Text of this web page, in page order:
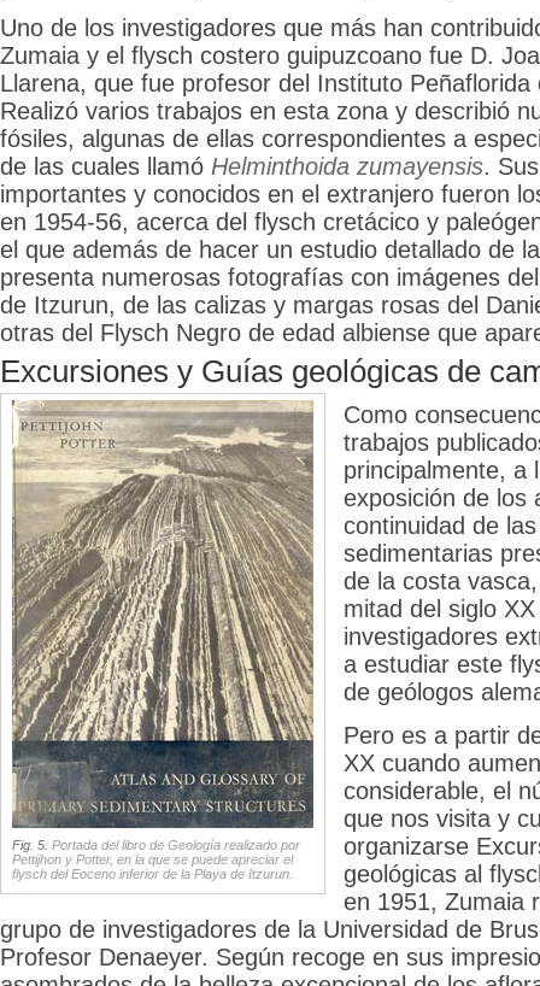
Uno de los investigadores que más han
Zumaia y el flysch costero guipuzcoano fue D.
Llarena, que fue profesor del Instituto Peñaflorida
Realizó varios trabajos en esta zona y describió
fósiles, algunas de ellas correspondientes a
de las cuales llamó Helminthoida zumayensis.
importantes y conocidos en el extranjero fueron
en 1954-56, acerca del flysch cretácico y
el que además de hacer un estudio detallado de
presenta numerosas fotografías con imágenes
de Itzurun, de las calizas y margas rosas del
otras del Flysch Negro de edad albiense que
Excursiones y Guías geológicas de
Fig. 5. Portada del libro de Geología realizado por
Pettijhon y Potter, en la que se puede apreciar el
flysch del Eoceno inferior de la Playa de Itzurun.
Como
trabajos
principalmente, a
exposición de los
continuidad de
sedimentarias
de la costa
mitad del siglo
investigadores
a estudiar este
de geólogos
Pero es a partir
XX cuando
considerable, el
que nos visita y
organizarse
geológicas al
en 1951, Zumaia
grupo de investigadores de la Universidad de
Profesor Denaeyer. Según recoge en sus